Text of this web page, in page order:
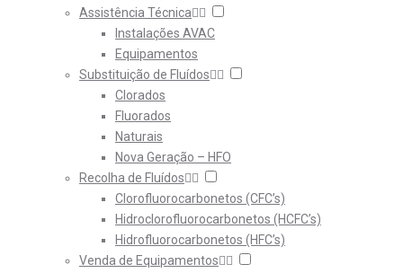
Assistência Técnica
Instalações AVAC
Equipamentos
Substituição de Fluídos
Clorados
Fluorados
Naturais
Nova Geração – HFO
Recolha de Fluídos
Clorofluorocarbonetos (CFC’s)
Hidroclorofluorocarbonetos (HCFC’s)
Hidrofluorocarbonetos (HFC’s)
Venda de Equipamentos